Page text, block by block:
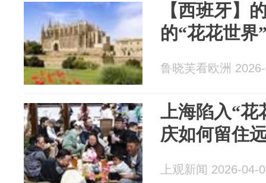
【西班牙】
的“花花世界
鲁晓芙看欧洲
上海陷入“花
庆如何留住
上观新闻 2026-04-